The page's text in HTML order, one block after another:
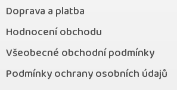
Doprava a platba
Hodnocení obchodu
Všeobecné obchodní podmínky
Podmínky ochrany osobních údajů